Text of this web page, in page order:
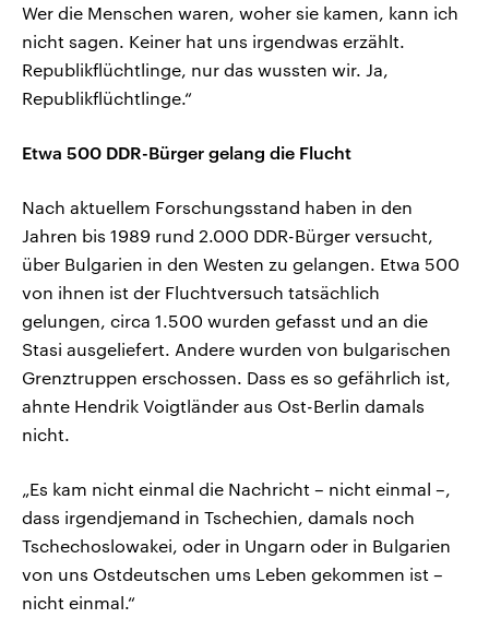
Wer die Menschen waren, woher sie kamen, kann ich
nicht sagen. Keiner hat uns irgendwas erzählt.
Republikflüchtlinge, nur das wussten wir. Ja,
Republikflüchtlinge.“
Etwa 500 DDR-Bürger gelang die Flucht
Nach aktuellem Forschungsstand haben in den
Jahren bis 1989 rund 2.000 DDR-Bürger versucht,
über Bulgarien in den Westen zu gelangen. Etwa 500
von ihnen ist der Fluchtversuch tatsächlich
gelungen, circa 1.500 wurden gefasst und an die
Stasi ausgeliefert. Andere wurden von bulgarischen
Grenztruppen erschossen. Dass es so gefährlich ist,
ahnte Hendrik Voigtländer aus Ost-Berlin damals
nicht.
„Es kam nicht einmal die Nachricht – nicht einmal –,
dass irgendjemand in Tschechien, damals noch
Tschechoslowakei, oder in Ungarn oder in Bulgarien
von uns Ostdeutschen ums Leben gekommen ist –
nicht einmal.“